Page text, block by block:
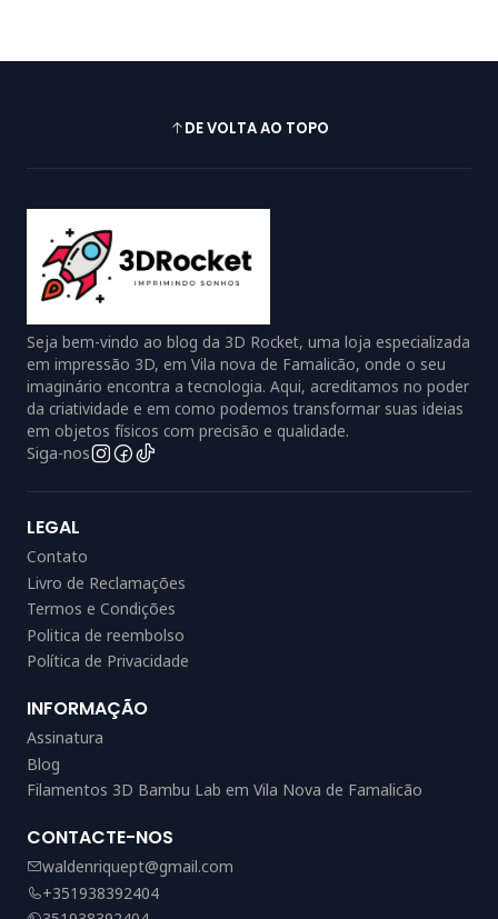
DE VOLTA AO TOPO
Seja bem-vindo ao blog da 3D Rocket, uma loja especializada
em impressão 3D, em Vila nova de Famalicão, onde o seu
imaginário encontra a tecnologia. Aqui, acreditamos no poder
da criatividade e em como podemos transformar suas ideias
em objetos físicos com precisão e qualidade.
Siga-nos
LEGAL
Contato
Livro de Reclamações
Termos e Condições
Politica de reembolso
Política de Privacidade
INFORMAÇÃO
Assinatura
Blog
Filamentos 3D Bambu Lab em Vila Nova de Famalicão
CONTACTE-NOS
waldenriquept@gmail.com
+351938392404